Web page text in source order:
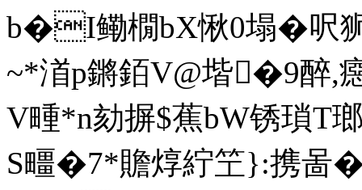
b�I鳓橌bX愀0塌�呎
~*渞p鏘銆V@堦�9醉
V畽*n劾摒$蕉bW锈瑣
S疅�7*贍焞紵笁}:携